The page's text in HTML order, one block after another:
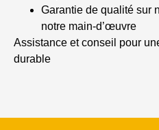
Garantie de qualité sur
notre main-d’œuvre
Assistance et conseil pour
durable